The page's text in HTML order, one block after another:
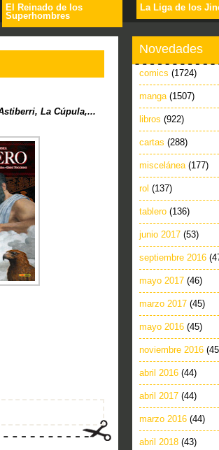
El Reinado de los
Superhombres
La Liga de los
La Cúpula,...
Novedades
comics (1724)
manga (1507)
libros (922)
cartas (288)
miscelánea (177)
rol (137)
tablero (136)
junio 2017 (53)
septiembre 2016
mayo 2017 (46)
marzo 2017 (45)
mayo 2016 (45)
noviembre 2016
abril 2016 (44)
abril 2017 (44)
marzo 2016 (44)
abril 2018 (43)